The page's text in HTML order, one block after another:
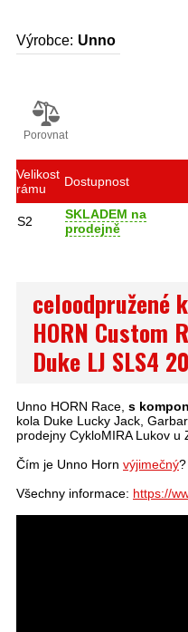
Výrobce: Unno
Porovnat
Velikost
rámu
Dostupnost
S2
SKLADEM na
prodejně
celoodpružené
HORN Custom
Duke LJ SLS4
Unno HORN Race, s
kola Duke Lucky Jack,
prodejny CykloMIRA Lukov u
Čím je Unno Horn výjimečný?
Všechny informace: https://